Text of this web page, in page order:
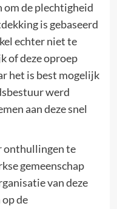
om de plechtigheid
is gebaseerd
echter niet te
of deze oproep
het is best mogelijk
werd
aan deze snel
onthullingen te
gemeenschap
van deze
de